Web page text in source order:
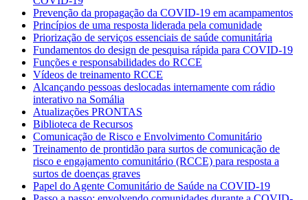
Prevenção da propagação da COVID-19 em acampamentos
Princípios de uma resposta liderada pela comunidade
Priorização de serviços essenciais de saúde comunitária
Fundamentos do design de pesquisa rápida para COVID-19
Funções e responsabilidades do RCCE
Vídeos de treinamento RCCE
Alcançando pessoas deslocadas internamente com rádio
interativo na Somália
Atualizações PRONTAS
Biblioteca de Recursos
Comunicação de Risco e Envolvimento Comunitário
Treinamento de prontidão para surtos de comunicação de
risco e engajamento comunitário (RCCE) para resposta a
surtos de doenças graves
Papel do Agente Comunitário de Saúde na COVID-19